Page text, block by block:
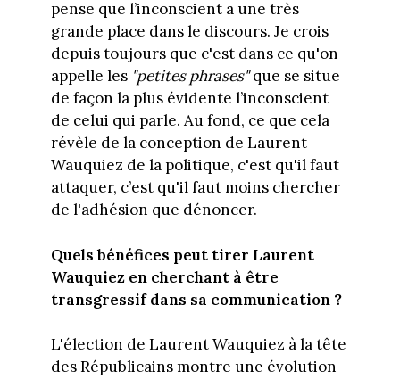
pense que l’inconscient a une très
grande place dans le discours. Je crois
depuis toujours que c'est dans ce qu'on
appelle les "petites phrases"que se situe
de façon la plus évidente l’inconscient
de celui qui parle. Au fond, ce que cela
révèle de la conception de Laurent
Wauquiez de la politique, c'est qu'il faut
attaquer, c’est qu'il faut moins chercher
de l'adhésion que dénoncer.
Quels bénéfices peut tirer Laurent
Wauquiez en cherchant à être
transgressif dans sa communication ?
L'élection de Laurent Wauquiez à la tête
des Républicains montre une évolution